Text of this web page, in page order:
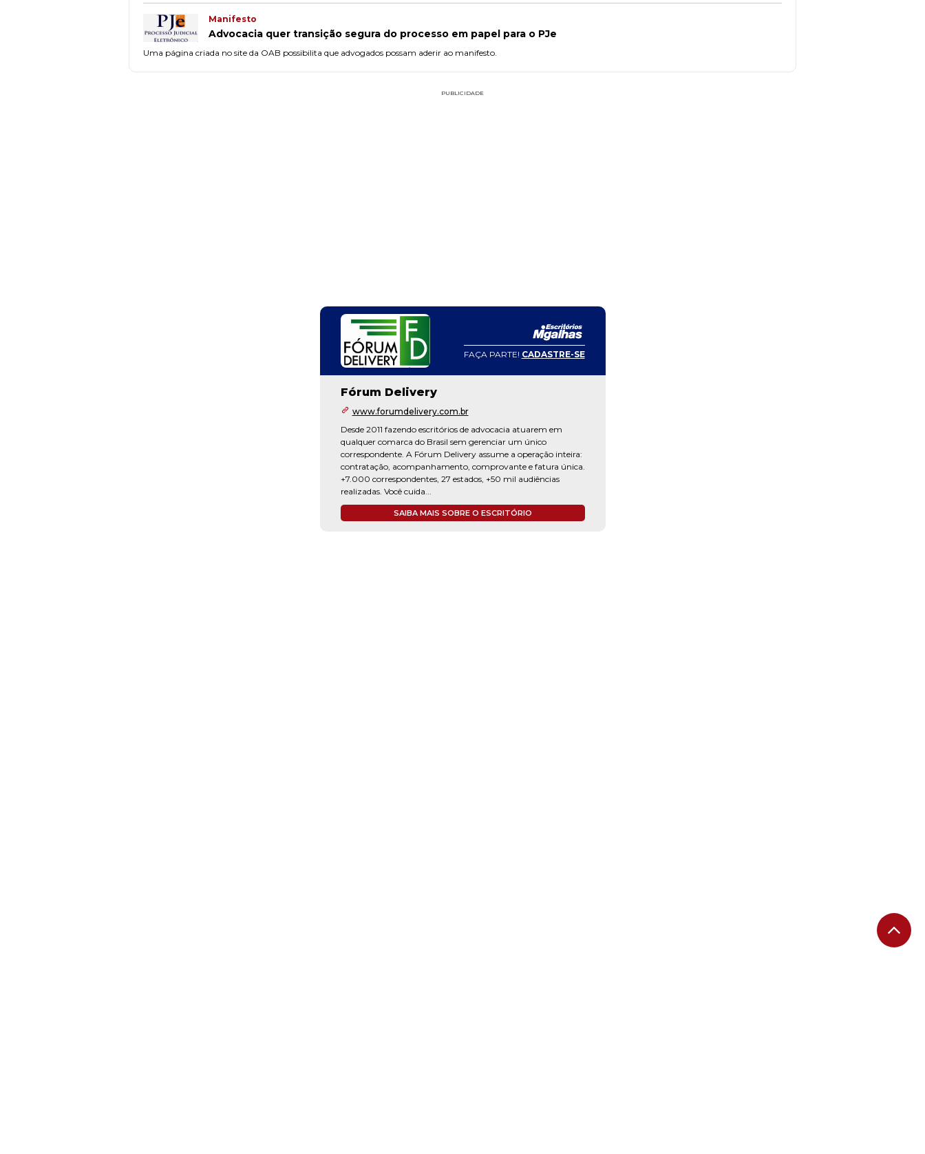
Manifesto
Advocacia quer transição segura do processo em papel para o PJe
Uma página criada no site da OAB possibilita que advogados possam aderir ao manifesto.
PUBLICIDADE
FAÇA PARTE! CADASTRE-SE
Fórum Delivery
www.forumdelivery.com.br
Desde 2011 fazendo escritórios de advocacia atuarem em
qualquer comarca do Brasil sem gerenciar um único
correspondente. A Fórum Delivery assume a operação inteira:
contratação, acompanhamento, comprovante e fatura única.
+7.000 correspondentes, 27 estados, +50 mil audiências
realizadas. Você cuida...
SAIBA MAIS SOBRE O ESCRITÓRIO